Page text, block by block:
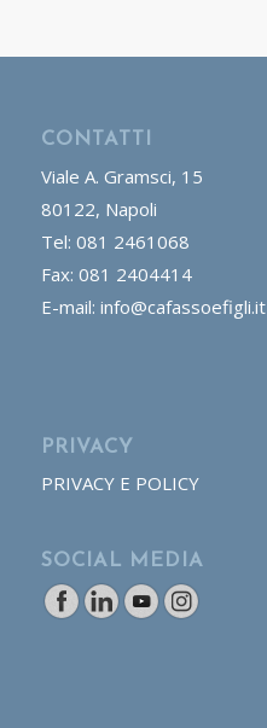
CONTATTI
Viale A. Gramsci, 15
80122, Napoli
Tel: 081 2461068
Fax: 081 2404414
E-mail: info@cafassoefigli.it
PRIVACY
PRIVACY E POLICY
SOCIAL MEDIA